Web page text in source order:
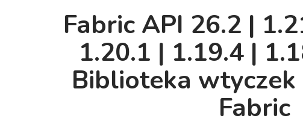
Fabric API 26.2 |
1.20.1 | 1.19.4 |
Biblioteka
Fabric